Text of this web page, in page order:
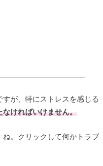
が、特にストレスを感じる
ければいけません。
ね。クリックして何かトラブ